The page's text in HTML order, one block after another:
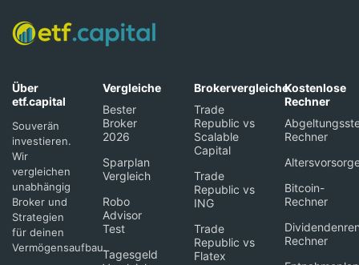
Über
etf.capital
Souverän
investieren.
Wir
vergleichen
unabhängig
Broker und
Strategien
für deinen
Vermögensaufbau.
Vergleiche
Bester
Broker
2026
Sparplan
Vergleich
Robo
Advisor
Test
Tagesgeld
Brokervergleiche
Trade
Republic vs
Scalable
Capital
Trade
Republic vs
ING
Trade
Republic vs
Flatex
Kostenlose
Rechner
Rechner
Bitcoin-
Rechner
Rechner